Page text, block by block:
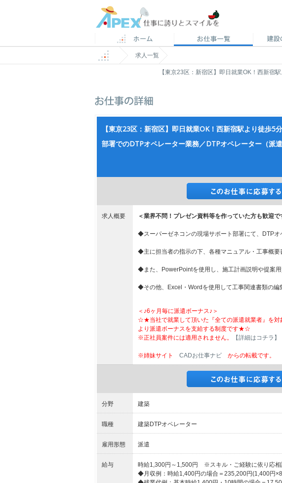
求人一覧
【東京23区：新宿区】即日就業OK！西新宿
【東京23区：新宿区】即日就業OK！西新宿駅より徒歩5
部署でのDTPオペレーター業務／DTPオペレーター（派遣
求人概要 ＜業界不問！プレゼン資料等を作っていた方も歓迎で
◆スーパーゼネコンの現場サポート部署にて、DTP
◆主に担当者の指示の下、各種マニュアル・工事概
◆また、PowerPointを使用し、施工計画説明や提案
◆その他、Excel・Wordを使用して工事関連書類の編
＜♪6ヶ月毎に派遣ボーナス♪＞
☆★当社で就業して頂いた『全ての派遣就業者』を対
より派遣ボーナスを支給する制度です★☆
※正社員案件には適用されません。
【詳細はコチラ】
※姉妹サイト CADお仕事ナビ からの転載です。
分野 建築
職種 建築DTPオペレーター
雇用形態 派遣
給与
時給1,300円～1,500円 ※スキル・ご経験に依り応相
◆月収例：時給1,400円の場合＝235,200円(1,400円